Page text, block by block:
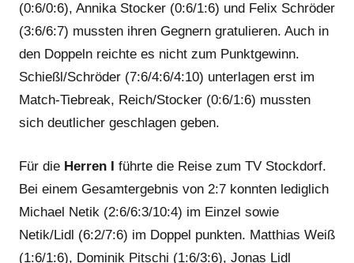
(0:6/0:6), Annika Stocker (0:6/1:6) und Felix Schröder
(3:6/6:7) mussten ihren Gegnern gratulieren. Auch in
den Doppeln reichte es nicht zum Punktgewinn.
Schießl/Schröder (7:6/4:6/4:10) unterlagen erst im
Match-Tiebreak, Reich/Stocker (0:6/1:6) mussten
sich deutlicher geschlagen geben.
Für die Herren I führte die Reise zum TV Stockdorf.
Bei einem Gesamtergebnis von 2:7 konnten lediglich
Michael Netik (2:6/6:3/10:4) im Einzel sowie
Netik/Lidl (6:2/7:6) im Doppel punkten. Matthias Weiß
(1:6/1:6), Dominik Pitschi (1:6/3:6), Jonas Lidl